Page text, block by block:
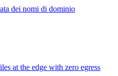
dei nomi di dominio
at the edge with zero egress